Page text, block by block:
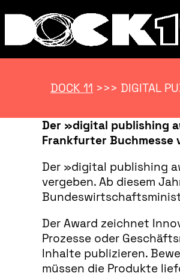
DOCK 11 >>> DIGITAL
Der »digital publishing
Frankfurter Buchmesse
Der »digital publishing
vergeben. Ab diesem
Der Award zeichnet
Prozesse oder
Inhalte publizieren.
müssen die Produkte